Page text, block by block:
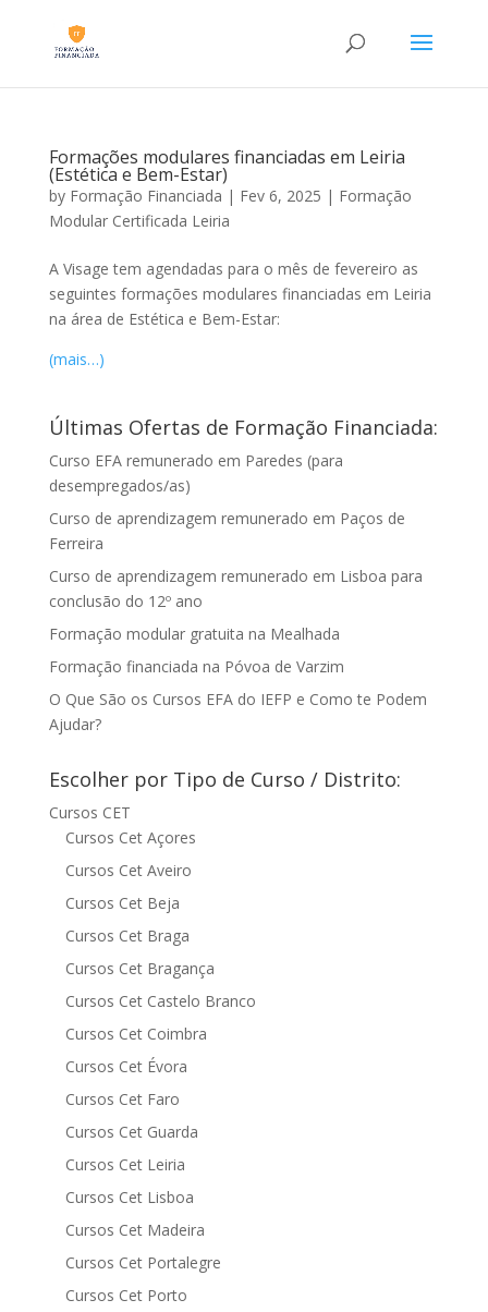
Formações modulares financiadas em Leiria
(Estética e Bem-Estar)
by Formação Financiada | Fev 6, 2025 | Formação
Modular Certificada Leiria
A Visage tem agendadas para o mês de fevereiro as
seguintes formações modulares financiadas em Leiria
na área de Estética e Bem-Estar:
(mais…)
Últimas Ofertas de Formação Financiada:
Curso EFA remunerado em Paredes (para
desempregados/as)
Curso de aprendizagem remunerado em Paços de
Ferreira
Curso de aprendizagem remunerado em Lisboa para
conclusão do 12º ano
Formação modular gratuita na Mealhada
Formação financiada na Póvoa de Varzim
O Que São os Cursos EFA do IEFP e Como te Podem
Ajudar?
Escolher por Tipo de Curso / Distrito:
Cursos CET
Cursos Cet Açores
Cursos Cet Aveiro
Cursos Cet Beja
Cursos Cet Braga
Cursos Cet Bragança
Cursos Cet Castelo Branco
Cursos Cet Coimbra
Cursos Cet Évora
Cursos Cet Faro
Cursos Cet Guarda
Cursos Cet Leiria
Cursos Cet Lisboa
Cursos Cet Madeira
Cursos Cet Portalegre
Cursos Cet Porto